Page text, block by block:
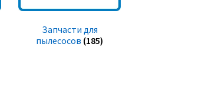
Запчасти для
пылесосов (185)